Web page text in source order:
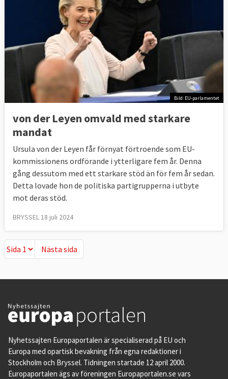
Bild: EU-parlamentet
von der Leyen omvald med starkare
mandat
Ursula von der Leyen får förnyat förtroende som EU-
kommissionens ordförande i ytterligare fem år. Denna
gång dessutom med ett starkare stöd än för fem år sedan.
Detta lovade hon de politiska partigrupperna i utbyte
mot deras stöd.
BRYSSEL 18 juli 2024
Nästa sida
Nästa sida
Nyhetssajten Europaportalen är specialiserad på EU och
Europa med opartisk bevakning från egna redaktioner i
Stockholm och Bryssel. Tidningen startade 12 april 2000.
Europaportalen ägs av föreningen Europaportalen.se vars